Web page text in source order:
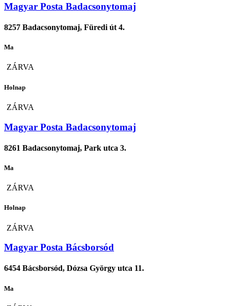
Magyar Posta Badacsonytomaj
8257 Badacsonytomaj, Füredi út 4.
Ma
ZÁRVA
Holnap
ZÁRVA
Magyar Posta Badacsonytomaj
8261 Badacsonytomaj, Park utca 3.
Ma
ZÁRVA
Holnap
ZÁRVA
Magyar Posta Bácsborsód
6454 Bácsborsód, Dózsa György utca 11.
Ma